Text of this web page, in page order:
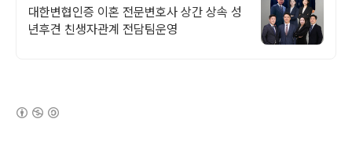
대한변협인증 이혼 전문변호사 상간 상속 성
년후견 친생자관계 전담팀운영